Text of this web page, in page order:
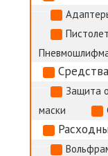
Защита
маски